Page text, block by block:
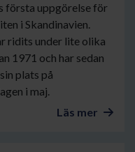
första uppgörelse för
i Skandinavien.
ridits under lite olika
1971 och har sedan
plats på
i maj.
Läs mer